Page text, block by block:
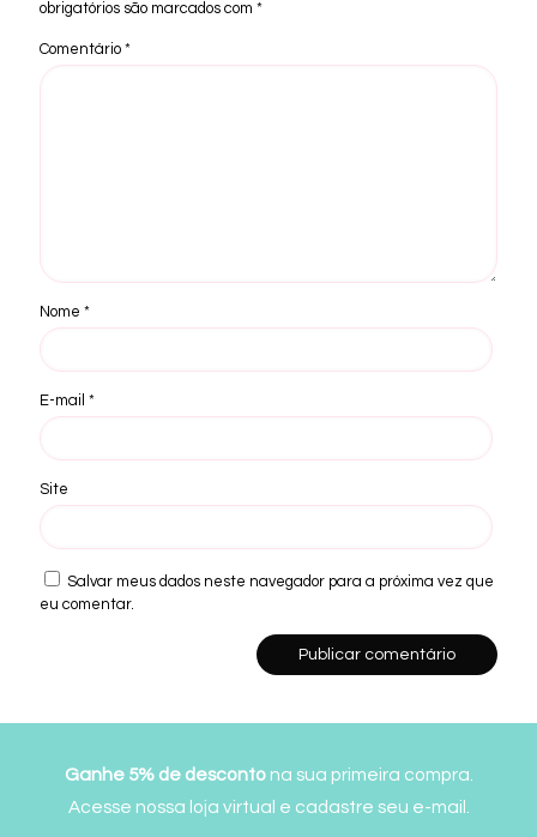
obrigatórios são marcados com *
Comentário *
Nome *
E-mail *
Site
Salvar meus dados neste navegador para a próxima vez que
eu comentar.
Ganhe 5% de descontona sua primeira compra.
Acesse nossa loja virtual e cadastre seu e-mail.